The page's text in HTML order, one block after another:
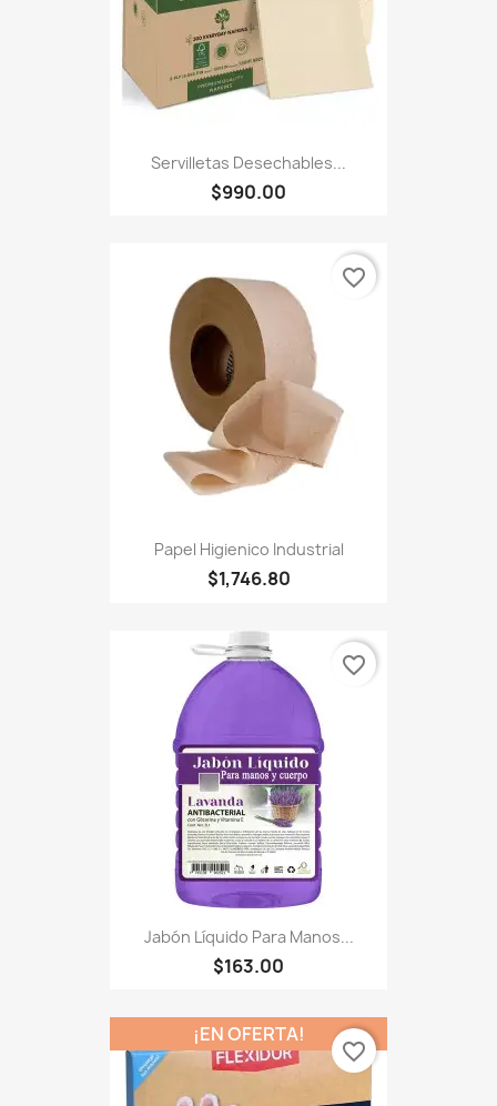
Servilletas Desechables...
$990.00
Papel Higienico Industrial
$1,746.80
favorite_border
Jabón Líquido Para Manos...
$163.00
favorite_border
¡EN OFERTA!
favorite_border